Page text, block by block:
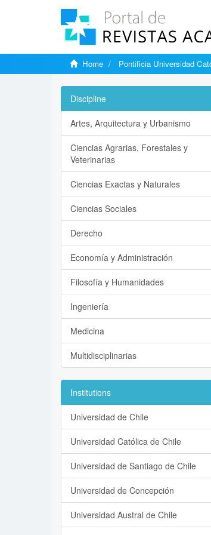
Home Pontificia Universidad
Discipline
Artes, Arquitectura y Urbanismo
Ciencias Agrarias, Forestales y
Veterinarias
Ciencias Exactas y Naturales
Ciencias Sociales
Derecho
Economía y Administración
Filosofía y Humanidades
Ingeniería
Medicina
Multidisciplinarias
Institutions
Universidad de Chile
Universidad Católica de Chile
Universidad de Santiago de Chile
Universidad de Concepción
Universidad Austral de Chile